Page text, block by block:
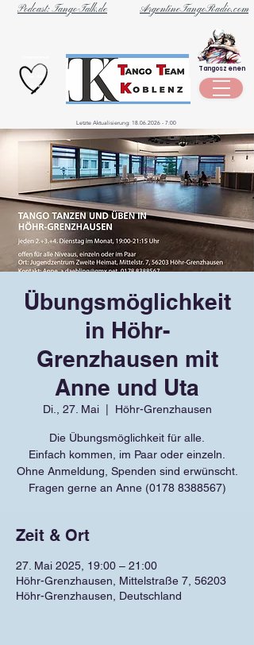
ArgentineTangoRadio.com
Podcast: Tango-Talk.de
Szene
Tangoszenen
Letzte Aktualisierung: 18.06.2026 - 7:00
Übungsmöglichkeit
in Höhr-
Grenzhausen mit
Anne und Uta
Di., 27. Mai
  |
Höhr-Grenzhausen
Die Übungsmöglichkeit für alle.
Einfach kommen, im Paar oder einzeln.
Ohne Anmeldung, Spenden sind erwünscht.
Fragen gerne an Anne (0178 8388567)
Zeit & Ort
27. Mai 2025, 19:00 – 21:00
Höhr-Grenzhausen, Mittelstraße 7, 56203
Höhr-Grenzhausen, Deutschland